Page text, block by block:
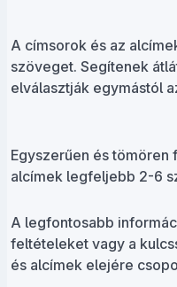
A címsorok és az
szöveget. Segítenek
elválasztják egymástól
Egyszerűen és tömören
alcímek legfeljebb 2-6
A legfontosabb
feltételeket vagy a
és alcímek elejére